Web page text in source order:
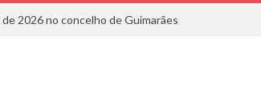
2026 no concelho de Guimarães